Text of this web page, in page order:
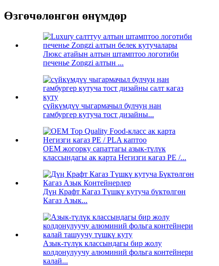
Өзгөчөлөнгөн өнүмдөр
Люкс атайын алтын штамптоо логотиби
печенье Zongzi алтын ...
сүйкүмдүү чыгармачыл булчуң нан
гамбургер кутуча тост дизайны...
OEM жогорку сапаттагы азык-түлүк
классындагы ак карта Негизги кагаз PE /...
Дүң Крафт Кагаз Түшкү кутуча бүктөлгөн
Кагаз Азык...
Азык-түлүк классындагы бир жолу
колдонулуучу алюминий фольга контейнери
калай...